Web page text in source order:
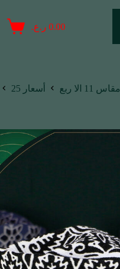
0.00 ر.ع.
مقاس 11 الا ربع
أسعار 25